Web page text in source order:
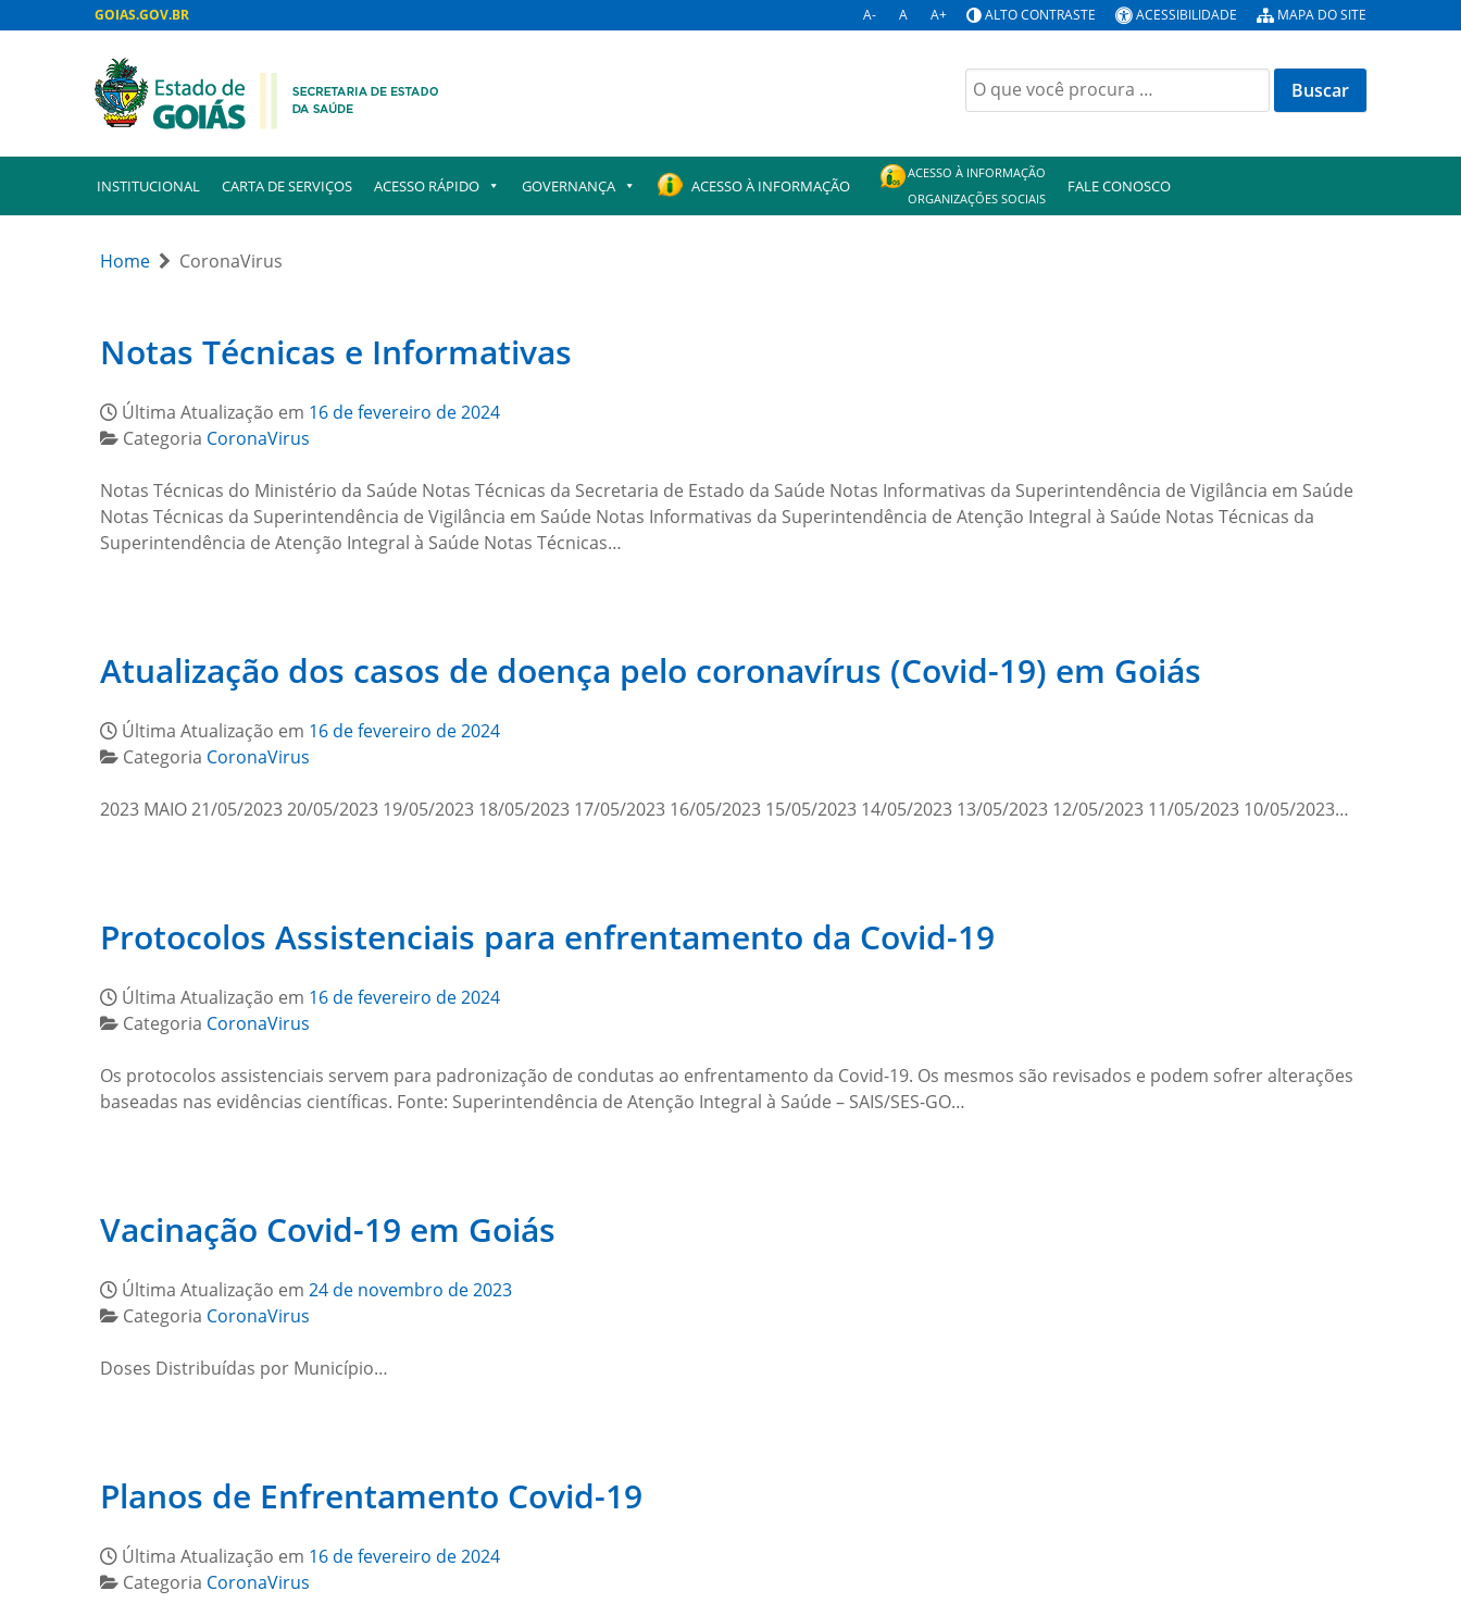
GOIAS.GOV.BR A- A A+ ALTO CONTRASTE ACESSIBILIDADE MAPA DO SITE
Buscar
por:
INSTITUCIONAL CARTA DE SERVIÇOS ACESSO RÁPIDO GOVERNANÇA ACESSO À INFORMAÇÃO
ACESSO À INFORMAÇÃO
ORGANIZAÇÕES SOCIAIS
FALE CONOSCO
Home CoronaVirus
Notas Técnicas e Informativas
Última Atualização em 16 de fevereiro de 2024
Categoria CoronaVirus
Notas Técnicas do Ministério da Saúde Notas Técnicas da Secretaria de Estado da Saúde Notas Informativas da Superintendência de Vigilância em Saúde
Notas Técnicas da Superintendência de Vigilância em Saúde Notas Informativas da Superintendência de Atenção Integral à Saúde Notas Técnicas da
Superintendência de Atenção Integral à Saúde Notas Técnicas…
Atualização dos casos de doença pelo coronavírus (Covid-19) em Goiás
Última Atualização em 16 de fevereiro de 2024
Categoria CoronaVirus
2023 MAIO 21/05/2023 20/05/2023 19/05/2023 18/05/2023 17/05/2023 16/05/2023 15/05/2023 14/05/2023 13/05/2023 12/05/2023 11/05/2023 10/05/2023…
Protocolos Assistenciais para enfrentamento da Covid-19
Última Atualização em 16 de fevereiro de 2024
Categoria CoronaVirus
Os protocolos assistenciais servem para padronização de condutas ao enfrentamento da Covid-19. Os mesmos são revisados e podem sofrer alterações
baseadas nas evidências científicas. Fonte: Superintendência de Atenção Integral à Saúde – SAIS/SES-GO…
Vacinação Covid-19 em Goiás
Última Atualização em 24 de novembro de 2023
Categoria CoronaVirus
Doses Distribuídas por Município…
Planos de Enfrentamento Covid-19
Última Atualização em 16 de fevereiro de 2024
Categoria CoronaVirus